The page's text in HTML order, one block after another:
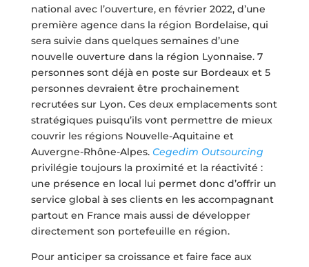
national avec l’ouverture, en février 2022, d’une
première agence dans la région Bordelaise, qui
sera suivie dans quelques semaines d’une
nouvelle ouverture dans la région Lyonnaise. 7
personnes sont déjà en poste sur Bordeaux et 5
personnes devraient être prochainement
recrutées sur Lyon. Ces deux emplacements sont
stratégiques puisqu’ils vont permettre de mieux
couvrir les régions Nouvelle-Aquitaine et
Auvergne-Rhône-Alpes. Cegedim Outsourcing
privilégie toujours la proximité et la réactivité :
une présence en local lui permet donc d’offrir un
service global à ses clients en les accompagnant
partout en France mais aussi de développer
directement son portefeuille en région.
Pour anticiper sa croissance et faire face aux